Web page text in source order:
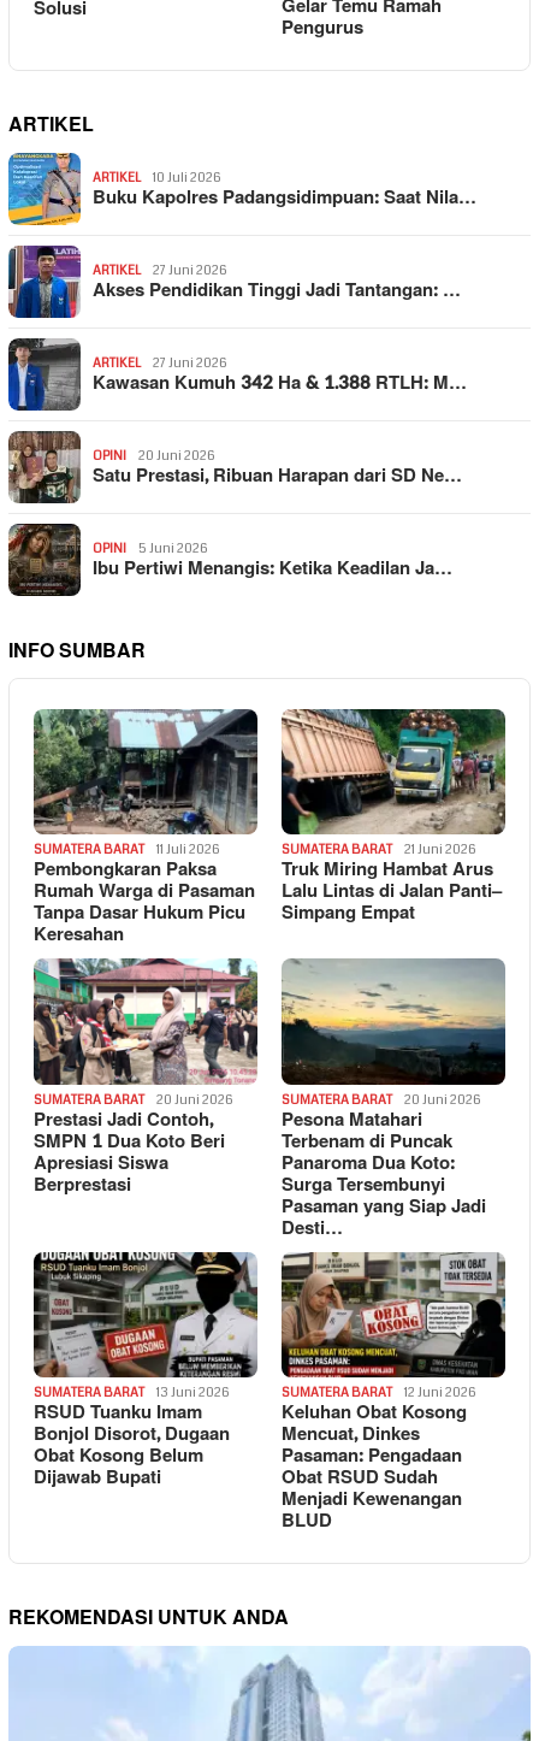
Solusi Gelar Temu Ramah
Pengurus
ARTIKEL
ARTIKEL 10 Juli 2026
Buku Kapolres Padangsidimpuan: Saat Nila…
ARTIKEL 27 Juni 2026
Akses Pendidikan Tinggi Jadi Tantangan: …
ARTIKEL 27 Juni 2026
Kawasan Kumuh 342 Ha & 1.388 RTLH: M…
OPINI 20 Juni 2026
Satu Prestasi, Ribuan Harapan dari SD Ne…
OPINI 5 Juni 2026
Ibu Pertiwi Menangis: Ketika Keadilan Ja…
INFO SUMBAR
SUMATERA BARAT 11 Juli 2026
Pembongkaran Paksa
Rumah Warga di Pasaman
Tanpa Dasar Hukum Picu
Keresahan
SUMATERA BARAT 21 Juni 2026
Truk Miring Hambat Arus
Lalu Lintas di Jalan Panti–
Simpang Empat
SUMATERA BARAT 20 Juni 2026
Prestasi Jadi Contoh,
SMPN 1 Dua Koto Beri
Apresiasi Siswa
Berprestasi
SUMATERA BARAT 20 Juni 2026
Pesona Matahari
Terbenam di Puncak
Panaroma Dua Koto:
Surga Tersembunyi
Pasaman yang Siap Jadi
Desti…
SUMATERA BARAT 13 Juni 2026
RSUD Tuanku Imam
Bonjol Disorot, Dugaan
Obat Kosong Belum
Dijawab Bupati
SUMATERA BARAT 12 Juni 2026
Keluhan Obat Kosong
Mencuat, Dinkes
Pasaman: Pengadaan
Obat RSUD Sudah
Menjadi Kewenangan
BLUD
REKOMENDASI UNTUK ANDA